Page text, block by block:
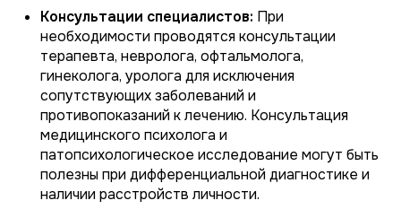
Консультации специалистов: При
необходимости проводятся консультации
терапевта, невролога, офтальмолога,
гинеколога, уролога для исключения
сопутствующих заболеваний и
противопоказаний к лечению. Консультация
медицинского психолога и
патопсихологическое исследование могут быть
полезны при дифференциальной диагностике и
наличии расстройств личности.